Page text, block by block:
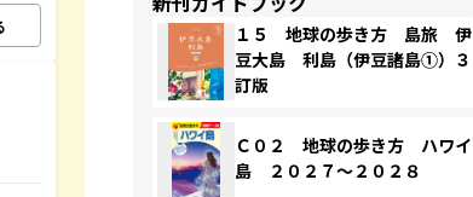
１５ 地球の歩き方 島旅 伊
豆大島 利島（伊豆諸島①）３
訂版
Ｃ０２ 地球の歩き方 ハワイ
島 ２０２７～２０２８